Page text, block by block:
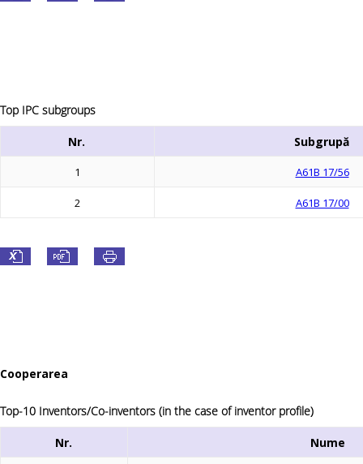
Top IPC subgroups
Nr. Subgrupă
1 A61B 17/56
2 A61B 17/00
Cooperarea
Top-10 Inventors/Co-inventors (in the case of inventor profile)
Nr. Nume